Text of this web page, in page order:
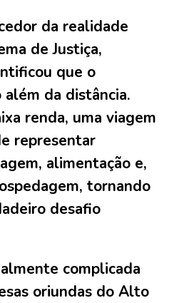
da realidade
de Justiça,
que o
da distância.
renda, uma viagem
representar
alimentação e,
tornando
desafio
complicada
oriundas do Alto